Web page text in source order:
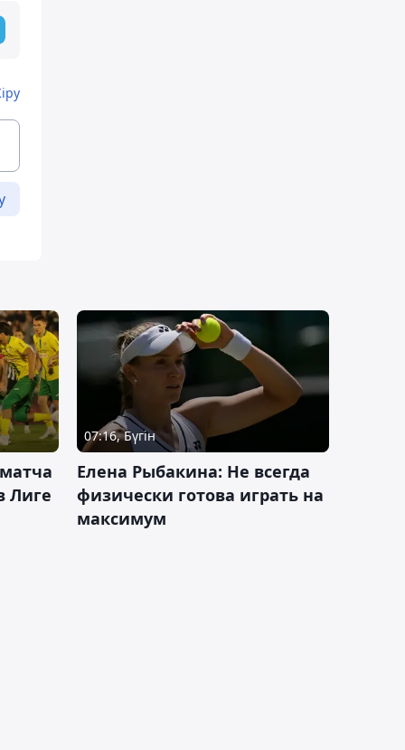
Лиге
07:16, Бүгін
Елена Рыбакина: Не всегда
физически готова играть на
максимум